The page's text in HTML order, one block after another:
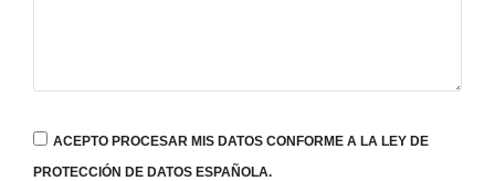
ACEPTO PROCESAR MIS DATOS CONFORME A LA LEY DE
PROTECCIÓN DE DATOS ESPAÑOLA.